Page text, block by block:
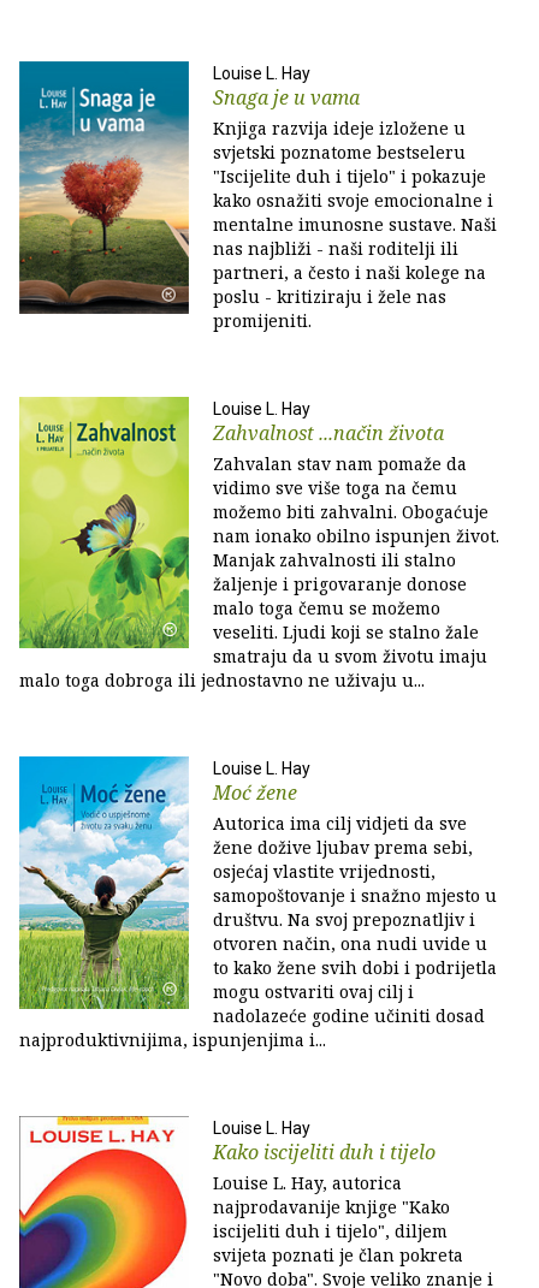
Louise L. Hay
Snaga je u vama
Knjiga razvija ideje izložene u
svjetski poznatome bestseleru
"Iscijelite duh i tijelo" i pokazuje
kako osnažiti svoje emocionalne i
mentalne imunosne sustave. Naši
nas najbliži - naši roditelji ili
partneri, a često i naši kolege na
poslu - kritiziraju i žele nas
promijeniti.
Louise L. Hay
Zahvalnost ...način života
Zahvalan stav nam pomaže da
vidimo sve više toga na čemu
možemo biti zahvalni. Obogaćuje
nam ionako obilno ispunjen život.
Manjak zahvalnosti ili stalno
žaljenje i prigovaranje donose
malo toga čemu se možemo
veseliti. Ljudi koji se stalno žale
smatraju da u svom životu imaju
malo toga dobroga ili jednostavno ne uživaju u...
Louise L. Hay
Moć žene
Autorica ima cilj vidjeti da sve
žene dožive ljubav prema sebi,
osjećaj vlastite vrijednosti,
samopoštovanje i snažno mjesto u
društvu. Na svoj prepoznatljiv i
otvoren način, ona nudi uvide u
to kako žene svih dobi i podrijetla
mogu ostvariti ovaj cilj i
nadolazeće godine učiniti dosad
najproduktivnijima, ispunjenjima i...
Louise L. Hay
Kako iscijeliti duh i tijelo
Louise L. Hay, autorica
najprodavanije knjige "Kako
iscijeliti duh i tijelo", diljem
svijeta poznati je član pokreta
"Novo doba". Svoje veliko znanje i